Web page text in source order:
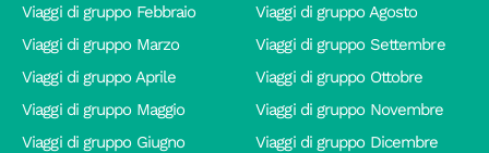
Viaggi di gruppo Febbraio
Viaggi di gruppo Marzo
Viaggi di gruppo Aprile
Viaggi di gruppo Maggio
Viaggi di gruppo Giugno
Viaggi di gruppo Agosto
Viaggi di gruppo Settembre
Viaggi di gruppo Ottobre
Viaggi di gruppo Novembre
Viaggi di gruppo Dicembre